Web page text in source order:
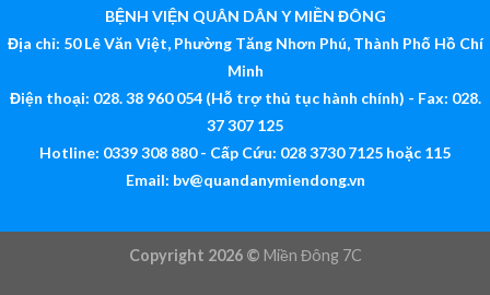
BỆNH VIỆN QUÂN DÂN Y MIỀN ĐÔNG
Địa chỉ: 50 Lê Văn Việt, Phường Tăng Nhơn Phú, Thành Phố Hồ Chí